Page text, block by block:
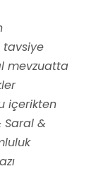
tavsiye
mevzuatta
içerikten
Saral &